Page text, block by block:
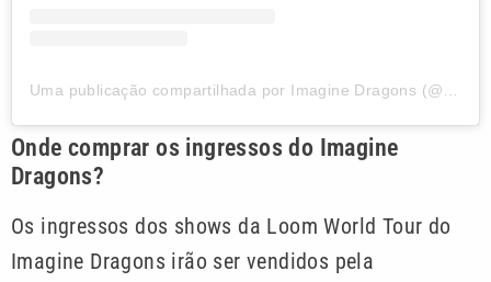
Uma publicação compartilhada por Imagine Dragons (@imaginedragons)
Onde comprar os ingressos do Imagine
Dragons?
Os ingressos dos shows da Loom World Tour do
Imagine Dragons irão ser vendidos pela